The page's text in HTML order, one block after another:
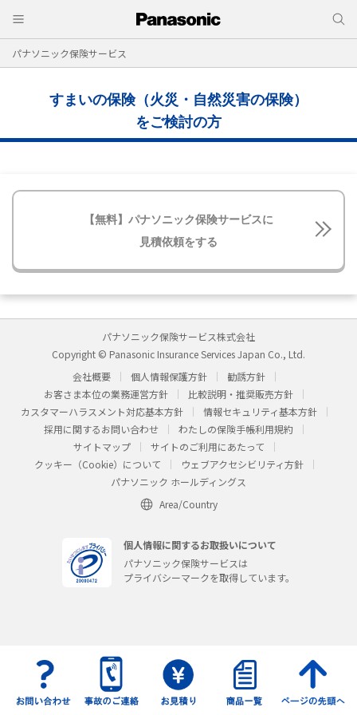
パナソニック保険サービス
すまいの保険（火災・自然災害の保険）
をご検討の方
【無料】パナソニック保険サービスに
見積依頼をする
パナソニック保険サービス株式会社
Copyright © Panasonic Insurance Services Japan Co., Ltd.
会社概要
個人情報保護方針
勧誘方針
お客さま本位の業務運営方針
比較説明・推奨販売方針
カスタマーハラスメント対応基本方針
情報セキュリティ基本方針
採用に関するお問い合わせ
わたしの保険手帳利用規約
サイトマップ
サイトのご利用にあたって
クッキー（Cookie）について
ウェブアクセシビリティ方針
パナソニック ホールディングス
Area/Country
個人情報に関するお取扱いについて
パナソニック保険サービスは
プライバシーマークを取得しています。